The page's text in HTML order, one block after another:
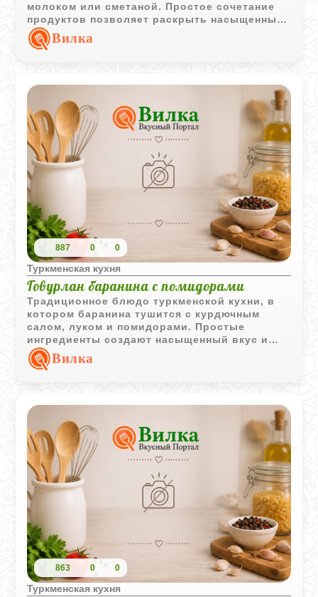
молоком или сметаной. Простое сочетание
продуктов позволяет раскрыть насыщенный
вкус мясной начинки.
Вилка
887 0 0
Туркменская кухня
Говурлан баранина с помидорами
Традиционное блюдо туркменской кухни, в
котором баранина тушится с курдючным
салом, луком и помидорами. Простые
ингредиенты создают насыщенный вкус и
аромат без сложных добавок.
Вилка
863 0 0
Туркменская кухня